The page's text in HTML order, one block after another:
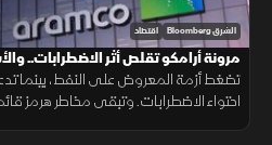
الشرق Bloomberg اقتصاد
مرونة أرامكو تقلص أثر الاضطرابات..
تضغط أزمة المعروض على النفط، بينما
احتواء الاضطرابات. وتبقى مخاطر هرمز